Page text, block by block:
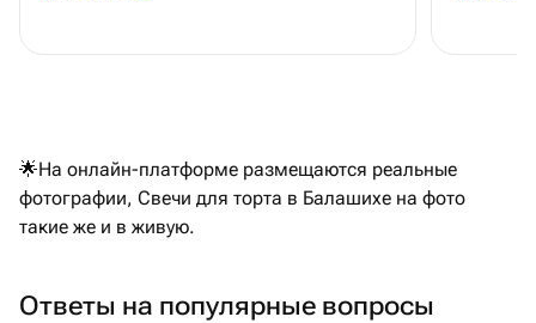
🌟На онлайн-платформе размещаются реальные
фотографии, Свечи для торта в Балашихе на фото
такие же и в живую.
Ответы на популярные вопросы